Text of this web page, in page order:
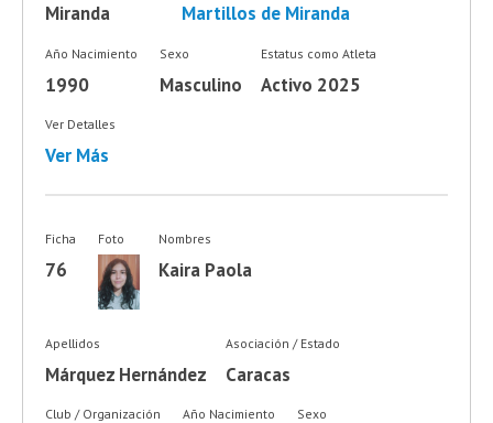
Miranda Martillos de Miranda
Año Nacimiento
1990
Sexo
Masculino
Estatus como Atleta
Activo 2025
Ver Detalles
Ver Más
Ficha
76
Foto Nombres
Kaira Paola
Apellidos
Márquez Hernández
Asociación / Estado
Caracas
Club / Organización Año Nacimiento Sexo